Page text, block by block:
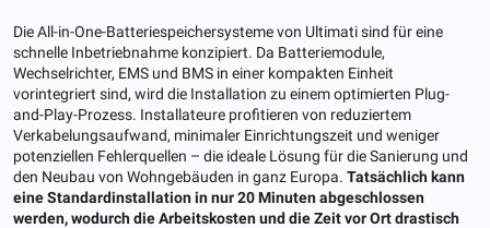
Die All-in-One-Batteriespeichersysteme von Ultimati sind für eine
schnelle Inbetriebnahme konzipiert. Da Batteriemodule,
Wechselrichter, EMS und BMS in einer kompakten Einheit
vorintegriert sind, wird die Installation zu einem optimierten Plug-
and-Play-Prozess. Installateure profitieren von reduziertem
Verkabelungsaufwand, minimaler Einrichtungszeit und weniger
potenziellen Fehlerquellen – die ideale Lösung für die Sanierung und
den Neubau von Wohngebäuden in ganz Europa. Tatsächlich kann
eine Standardinstallation in nur 20 Minuten abgeschlossen
werden, wodurch die Arbeitskosten und die Zeit vor Ort drastisch